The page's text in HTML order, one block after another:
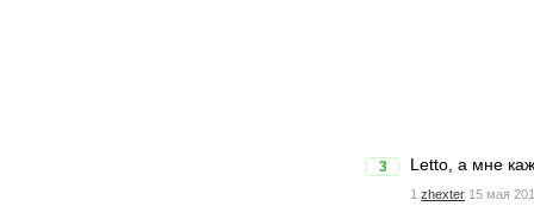
3 Letto, а мне
1 zhexter 15 мая